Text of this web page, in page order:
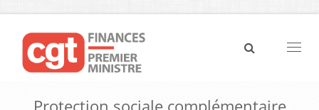
Protection sociale complémentaire